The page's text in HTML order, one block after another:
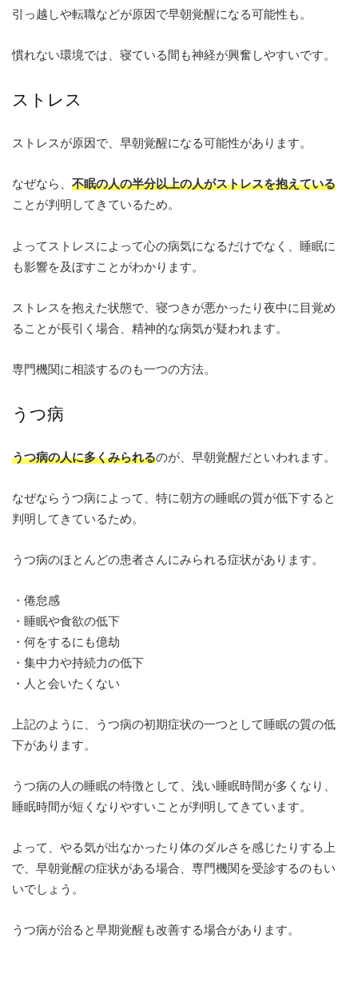
引っ越しや転職などが原因で早朝覚醒になる可能性も。
慣れない環境では、寝ている間も神経が興奮しやすいです。
ストレス
ストレスが原因で、早朝覚醒になる可能性があります。
なぜなら、 不眠の人の半分以上の人がストレスを抱えている
ことが判明してきているため。
よってストレスによって心の病気になるだけでなく、睡眠に
も影響を及ぼすことがわかります。
ストレスを抱えた状態で、寝つきが悪かったり夜中に目覚め
ることが長引く場合、精神的な病気が疑われます。
専門機関に相談するのも一つの方法。
うつ病
うつ病の人に多くみられるのが、早朝覚醒だといわれます。
なぜならうつ病によって、特に朝方の睡眠の質が低下すると
判明してきているため。
うつ病のほとんどの患者さんにみられる症状があります。
・倦怠感
・睡眠や食欲の低下
・何をするにも億劫
・集中力や持続力の低下
・人と会いたくない
上記のように、うつ病の初期症状の一つとして睡眠の質の低
下があります。
うつ病の人の睡眠の特徴として、浅い睡眠時間が多くなり、
睡眠時間が短くなりやすいことが判明してきています。
よって、やる気が出なかったり体のダルさを感じたりする上
で、早朝覚醒の症状がある場合、専門機関を受診するのもい
いでしょう。
うつ病が治ると早期覚醒も改善する場合があります。